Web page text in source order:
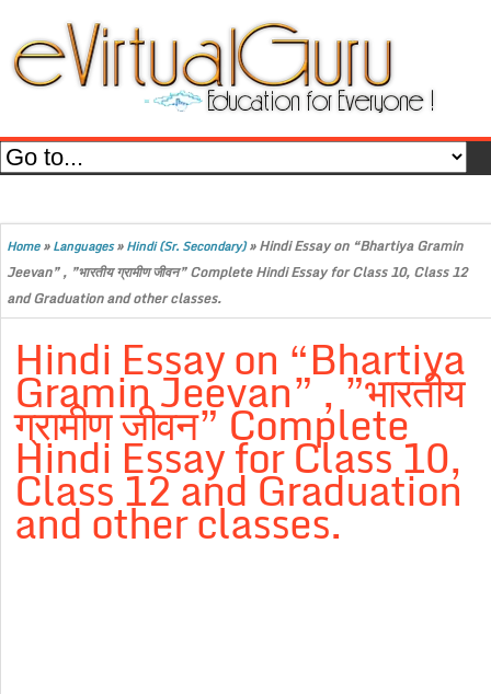
Home»Languages»Hindi (Sr. Secondary)»Hindi Essay on “Bhartiya Gramin
Jeevan” , ”भारतीय ग्रामीण जीवन” Complete Hindi Essay for Class 10, Class 12
and Graduation and other classes.
Hindi Essay on “Bhartiya
Gramin Jeevan” , ”भारतीय
ग्रामीण जीवन” Complete
Hindi Essay for Class 10,
Class 12 and Graduation
and other classes.